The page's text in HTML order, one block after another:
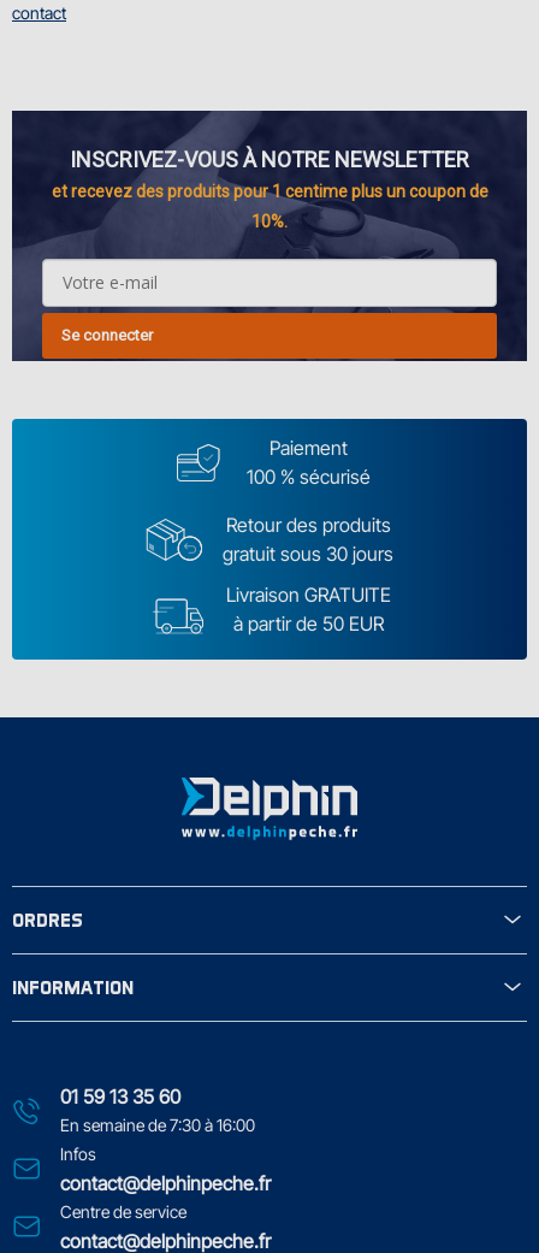
contact
INSCRIVEZ-VOUS À NOTRE NEWSLETTER
et recevez des produits pour 1 centime plus un coupon de
10%.
Se connecter
Paiement
100 % sécurisé
Retour des produits
gratuit sous 30 jours
Livraison GRATUITE
à partir de 50 EUR
01 59 13 35 60
En semaine de 7:30 à 16:00
Infos
contact@delphinpeche.fr
Centre de service
contact@delphinpeche.fr
ORDRES
INFORMATION